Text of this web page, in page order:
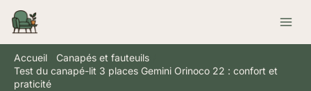
Aller
contenu
Accueil
Canapés et fauteuils
Test du canapé-lit 3 places Gemini Orinoco 22 : confort et
praticité
Rechercher